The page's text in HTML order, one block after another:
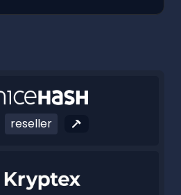
reseller